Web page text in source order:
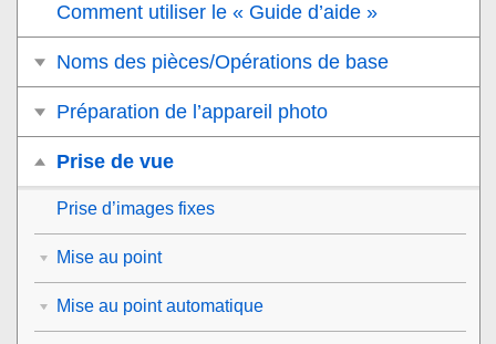
Comment utiliser le « Guide d’aide »
Noms des pièces/Opérations de base
Préparation de l’appareil photo
Prise de vue
Prise d’images fixes
Mise au point
Mise au point automatique